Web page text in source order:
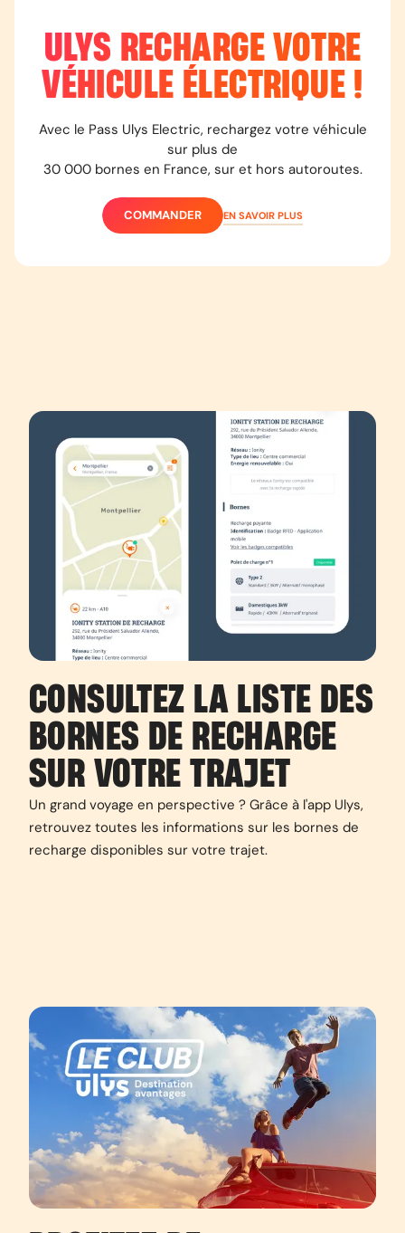
ULYS RECHARGE VOTRE
VÉHICULE ÉLECTRIQUE !
Avec le Pass Ulys Electric, rechargez votre véhicule
sur plus de
30 000 bornes en France, sur et hors autoroutes.
COMMANDER EN SAVOIR PLUS
CONSULTEZ LA LISTE DES
BORNES DE RECHARGE
SUR VOTRE TRAJET
Un grand voyage en perspective ? Grâce à l'app Ulys,
retrouvez toutes les informations sur les bornes de
recharge disponibles sur votre trajet.